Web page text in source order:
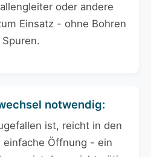
oder andere
Einsatz - ohne Bohren
notwendig:
ist, reicht in den
einfache Öffnung - ein